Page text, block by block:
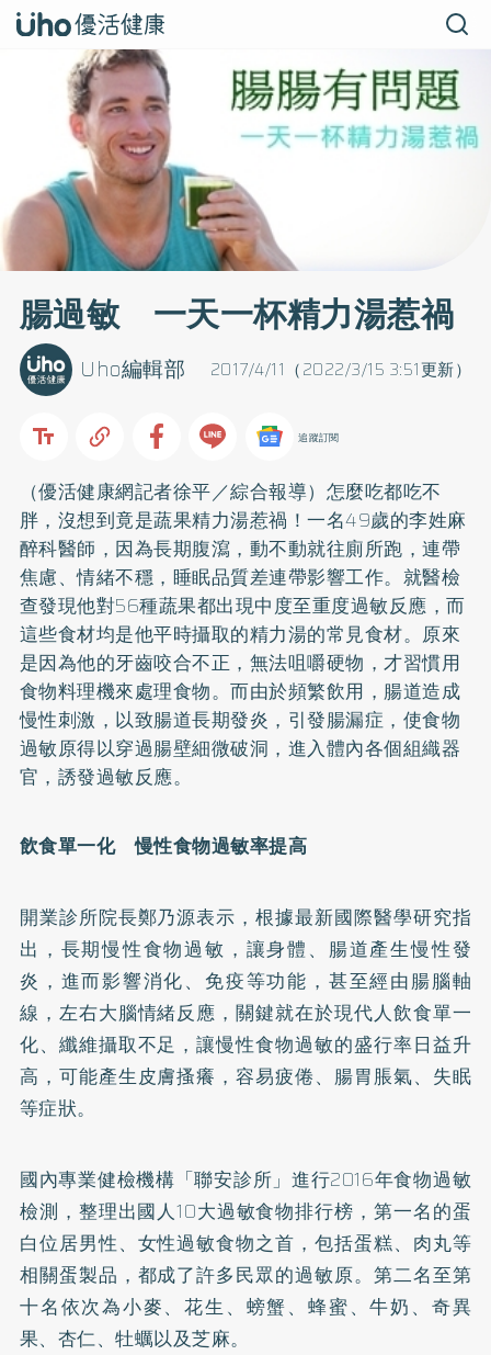
腸過敏 一天一杯精力湯惹禍
2017/4/11（2022/3/15 3:51更新）
Uho編輯部
追蹤訂閱
（優活健康網記者徐平／綜合報導）怎麼吃都吃不
胖，沒想到竟是蔬果精力湯惹禍！一名49歲的李姓麻
醉科醫師，因為長期腹瀉，動不動就往廁所跑，連帶
焦慮、情緒不穩，睡眠品質差連帶影響工作。就醫檢
查發現他對56種蔬果都出現中度至重度過敏反應，而
這些食材均是他平時攝取的精力湯的常見食材。原來
是因為他的牙齒咬合不正，無法咀嚼硬物，才習慣用
食物料理機來處理食物。而由於頻繁飲用，腸道造成
慢性刺激，以致腸道長期發炎，引發腸漏症，使食物
過敏原得以穿過腸壁細微破洞，進入體內各個組織器
官，誘發過敏反應。
飲食單一化 慢性食物過敏率提高
開業診所院長鄭乃源表示，根據最新國際醫學研究指
出，長期慢性食物過敏，讓身體、腸道產生慢性發
炎，進而影響消化、免疫等功能，甚至經由腸腦軸
線，左右大腦情緒反應，關鍵就在於現代人飲食單一
化、纖維攝取不足，讓慢性食物過敏的盛行率日益升
高，可能產生皮膚搔癢，容易疲倦、腸胃脹氣、 失眠
等症狀。
國內專業健檢機構「聯安診所」進行2016年食物過敏
檢測，整理出國人10大過敏食物排行榜，第一名的蛋
白位居男性、女性過敏食物之首，包括蛋糕、肉丸等
相關蛋製品，都成了許多民眾的過敏原。第二名至第
十名依次為小麥、花生、螃蟹、蜂蜜、牛奶、奇異
果、杏仁、牡蠣以及芝麻。